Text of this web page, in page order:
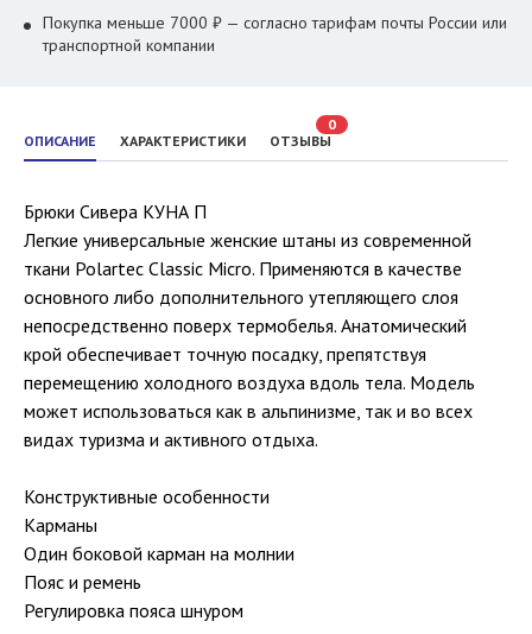
ОПИСАНИЕ ХАРАКТЕРИСТИКИ ОТЗЫВЫ
0
Брюки Сивера КУНА П
Легкие универсальные женские штаны из современной
ткани Polartec Classic Micro. Применяются в качестве
основного либо дополнительного утепляющего слоя
непосредственно поверх термобелья. Анатомический
крой обеспечивает точную посадку, препятствуя
перемещению холодного воздуха вдоль тела. Модель
может использоваться как в альпинизме, так и во всех
видах туризма и активного отдыха.
Конструктивные особенности
Карманы
Один боковой карман на молнии
Пояс и ремень
Регулировка пояса шнуром
Покупка меньше 7000 ₽ — согласно тарифам почты России или
транспортной компании